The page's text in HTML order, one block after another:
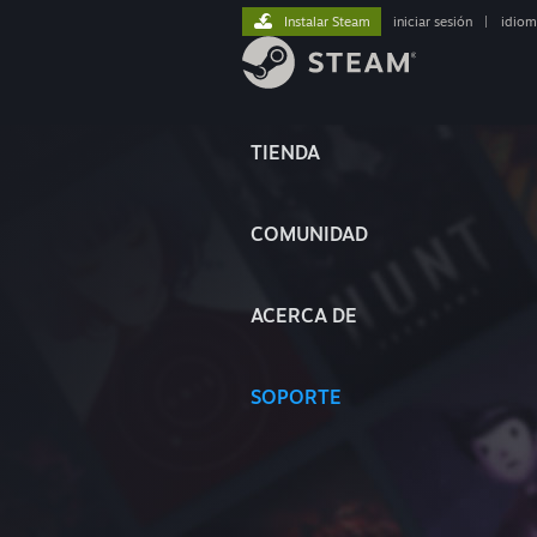
TIENDA
COMUNIDAD
ACERCA DE
SOPORTE
Instalar Steam iniciar sesión